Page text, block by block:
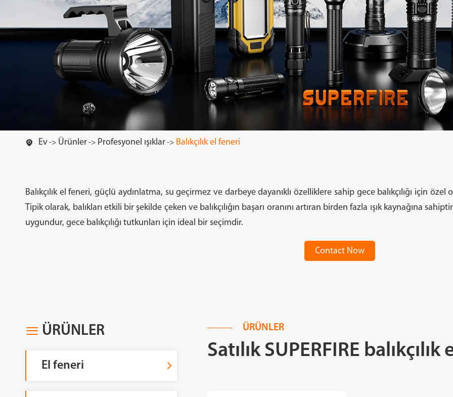
El feneri Yüksek son el feneri Farlar
Kamp ışıkları Çalışma ışıkları
Açık havada Sanayi Kurtarma Arama
 Ev Ürünler Profesyonel ışıklar Balıkçılık el feneri
Balıkçılık el feneri, güçlü aydınlatma, su geçirmez ve darbeye dayanıklı özelliklere sahip gece balıkçılığı için
Tipik olarak, balıkları etkili bir şekilde çeken ve balıkçılığın başarı oranını artıran birden fazla ışık kaynağına sahiptir.
uygundur, gece balıkçılığı tutkunları için ideal bir seçimdir.
Contact Now
 ÜRÜNLER
El feneri
ÜRÜNLER
Satılık SUPERFIRE